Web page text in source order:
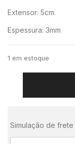
Extensor: 5cm.
Espessura: 3mm
1 em estoque
Simulação de frete